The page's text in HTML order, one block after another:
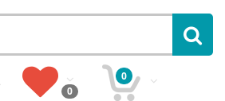
0
0